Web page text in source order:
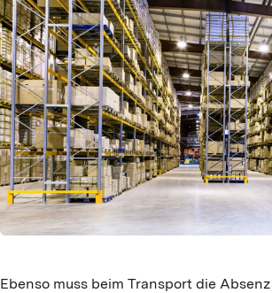
Ebenso muss beim Transport die